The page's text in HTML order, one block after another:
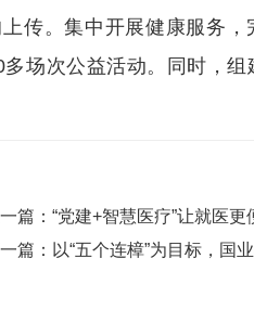
上传。集中开展健康服务
多场次公益活动。同时，组
一篇：“党建+智慧医疗”让就医
篇：以“五个连樟”为目标，国